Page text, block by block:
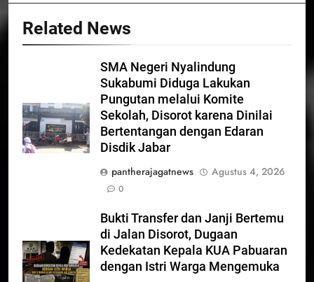
Related News
SMA Negeri Nyalindung
Sukabumi Diduga Lakukan
Pungutan melalui Komite
Sekolah, Disorot karena Dinilai
Bertentangan dengan Edaran
Disdik Jabar
pantherajagatnews
Agustus 4, 2026
0
Bukti Transfer dan Janji Bertemu
di Jalan Disorot, Dugaan
Kedekatan Kepala KUA Pabuaran
dengan Istri Warga Mengemuka